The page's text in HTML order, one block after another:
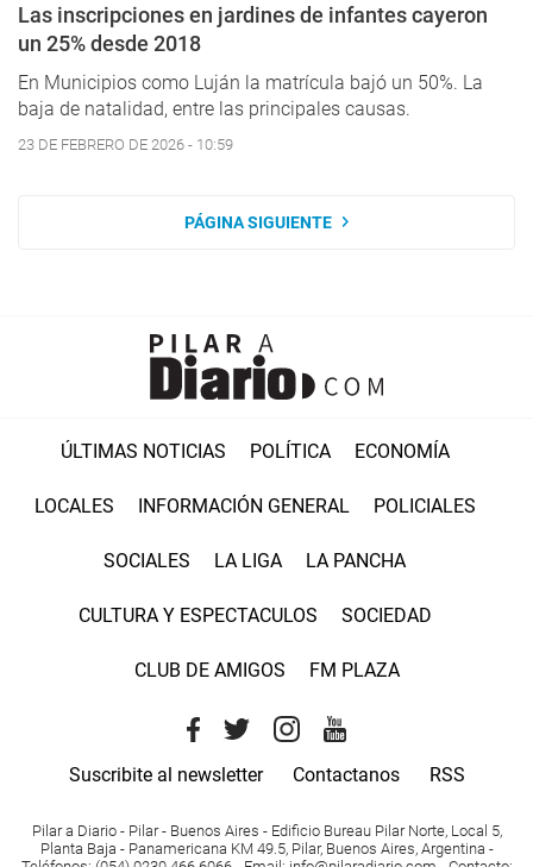
Las inscripciones en jardines de infantes cayeron
un 25% desde 2018
En Municipios como Luján la matrícula bajó un 50%. La
baja de natalidad, entre las principales causas.
23 DE FEBRERO DE 2026 - 10:59
PÁGINA SIGUIENTE
ÚLTIMAS NOTICIAS POLÍTICA ECONOMÍA
LOCALES INFORMACIÓN GENERAL POLICIALES
SOCIALES LA LIGA LA PANCHA
CULTURA Y ESPECTACULOS SOCIEDAD
CLUB DE AMIGOS FM PLAZA
Suscribite al newsletter Contactanos RSS
Pilar a Diario - Pilar - Buenos Aires - Edificio Bureau Pilar Norte, Local 5,
Planta Baja - Panamericana KM 49.5, Pilar, Buenos Aires, Argentina -